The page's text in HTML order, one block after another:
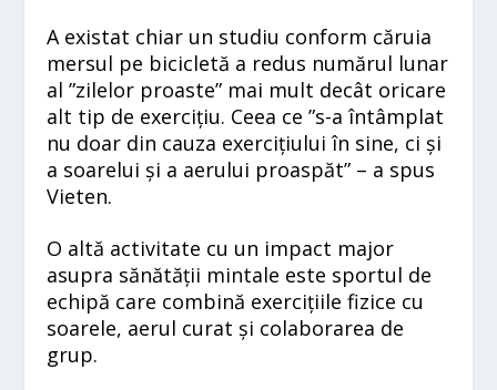
A existat chiar un studiu conform căruia
mersul pe bicicletă a redus numărul lunar
al ”zilelor proaste” mai mult decât oricare
alt tip de exercițiu. Ceea ce ”s-a întâmplat
nu doar din cauza exercițiului în sine, ci și
a soarelui și a aerului proaspăt” – a spus
Vieten.
O altă activitate cu un impact major
asupra sănătății mintale este sportul de
echipă care combină exercițiile fizice cu
soarele, aerul curat și colaborarea de
grup.